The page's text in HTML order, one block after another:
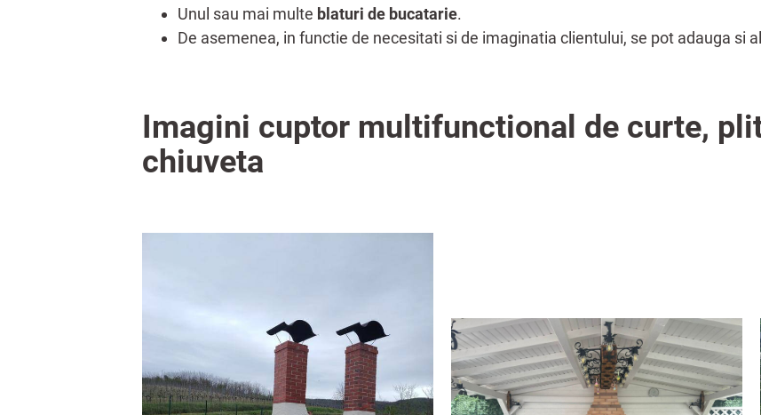
Unul sau mai multe blaturi de bucatarie.
De asemenea, in functie de necesitati si de imaginatia clientului, se pot adauga si
Imagini cuptor multifunctional de curte,
chiuveta